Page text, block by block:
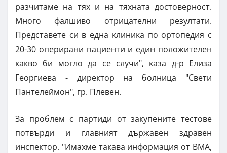
разчитаме на тях и на тяхната достоверност.
Много фалшиво отрицателни резултати.
Представете си в една клиника по ортопедия с
20-30 оперирани пациенти и един положителен
какво би могло да се случи", каза д-р Елиза
Георгиева - директор на болница "Свети
Пантелеймон", гр. Плевен.
За проблем с партиди от закупените тестове
потвърди и главният държавен здравен
инспектор. "Имахме такава информация от ВМА,